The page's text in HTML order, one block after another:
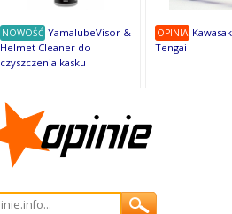
NOWOŚĆ YamalubeVisor &
Helmet Cleaner do
czyszczenia kasku
OPINIA
Tengai